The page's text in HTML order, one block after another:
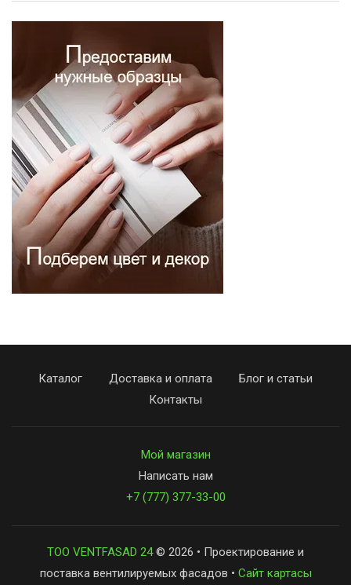
Каталог Доставка и оплата
Блог и статьи
Контакты
Мой магазин
Написать нам
+7 (777) 377-33-00
ТОО VENTFASAD 24© 2026 • Проектирование и
поставка вентилируемых фасадов • Сайт картасы